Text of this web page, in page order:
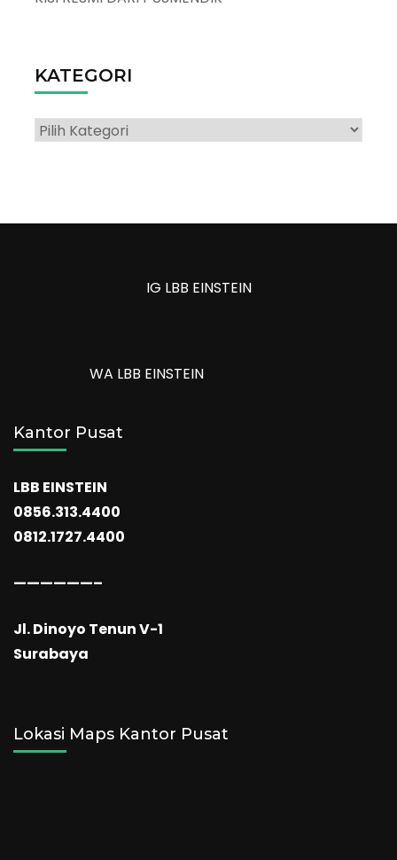
KATEGORI
Kategori
IG LBB EINSTEIN
WA LBB EINSTEIN
Kantor Pusat
LBB EINSTEIN
0856.313.4400
0812.1727.4400
——————–
Jl. Dinoyo Tenun V-1
Surabaya
Lokasi Maps Kantor Pusat